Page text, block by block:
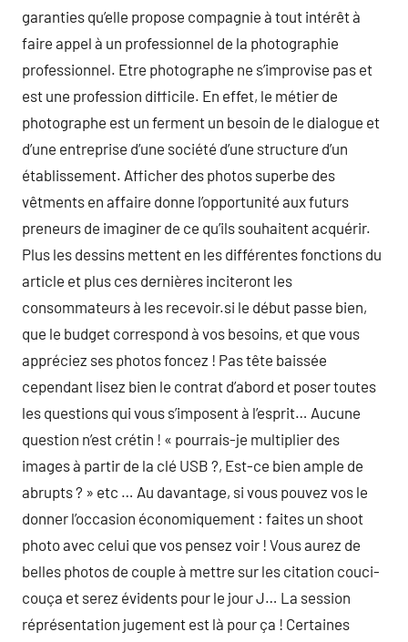
garanties qu’elle propose compagnie à tout intérêt à
faire appel à un professionnel de la photographie
professionnel. Etre photographe ne s’improvise pas et
est une profession difficile. En effet, le métier de
photographe est un ferment un besoin de le dialogue et
d’une entreprise d’une société d’une structure d’un
établissement. Afficher des photos superbe des
vêtments en affaire donne l’opportunité aux futurs
preneurs de imaginer de ce qu’ils souhaitent acquérir.
Plus les dessins mettent en les différentes fonctions du
article et plus ces dernières inciteront les
consommateurs à les recevoir.si le début passe bien,
que le budget correspond à vos besoins, et que vous
appréciez ses photos foncez ! Pas tête baissée
cependant lisez bien le contrat d’abord et poser toutes
les questions qui vous s’imposent à l’esprit… Aucune
question n’est crétin ! « pourrais-je multiplier des
images à partir de la clé USB ?, Est-ce bien ample de
abrupts ? » etc … Au davantage, si vous pouvez vos le
donner l’occasion économiquement : faites un shoot
photo avec celui que vos pensez voir ! Vous aurez de
belles photos de couple à mettre sur les citation couci-
couça et serez évidents pour le jour J… La session
réprésentation jugement est là pour ça ! Certaines